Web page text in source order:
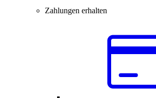
Zahlungen erhalten